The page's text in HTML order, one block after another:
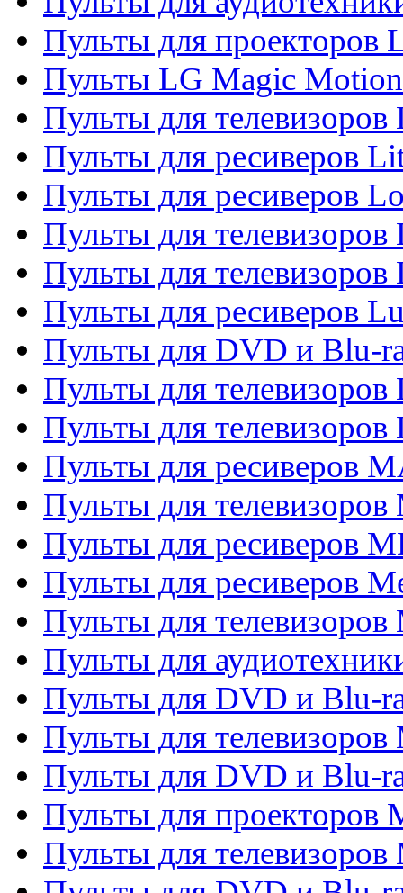
Пульты для проекторов
Пульты LG Magic Motion
Пульты для
Пульты для ресиверов
Пульты для ресиверов
Пульты для телевизоров
Пульты для
Пульты для ресиверов
Пульты для DVD и Blu-
Пульты для телевизоров
Пульты для телевизоров
Пульты для ресиверов
Пульты для телевизоров
Пульты для ресиверов
Пульты для ресиверов
Пульты для телевизоров
Пульты для
Пульты для DVD и Blu-
Пульты для
Пульты для DVD и Blu-
Пульты для проекторов
Пульты для